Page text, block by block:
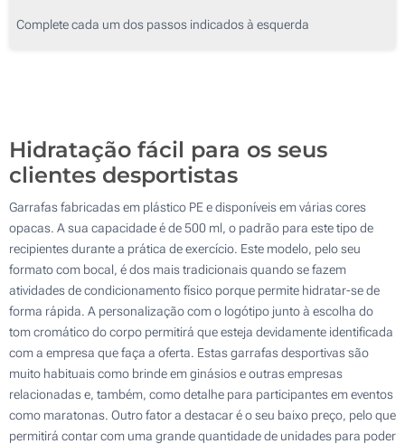
125
Complete cada um dos passos indicados à esquerda
Hidratação fácil para os seus
clientes desportistas
Garrafas fabricadas em plástico PE e disponíveis em várias cores
opacas. A sua capacidade é de 500 ml, o padrão para este tipo de
recipientes durante a prática de exercício. Este modelo, pelo seu
formato com bocal, é dos mais tradicionais quando se fazem
atividades de condicionamento físico porque permite hidratar-se de
forma rápida. A personalização com o logótipo junto à escolha do
tom cromático do corpo permitirá que esteja devidamente identificada
com a empresa que faça a oferta. Estas garrafas desportivas são
muito habituais como brinde em ginásios e outras empresas
relacionadas e, também, como detalhe para participantes em eventos
como maratonas. Outro fator a destacar é o seu baixo preço, pelo que
permitirá contar com uma grande quantidade de unidades para poder